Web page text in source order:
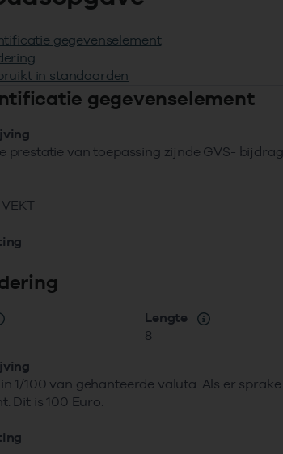
gegevenselement
in standaarden
gegevenselement
prestatie van toepassing zijnde GVS-
VEKT
Lengte
8
1/100 van gehanteerde valuta. Als er
Dit is 100 Euro.